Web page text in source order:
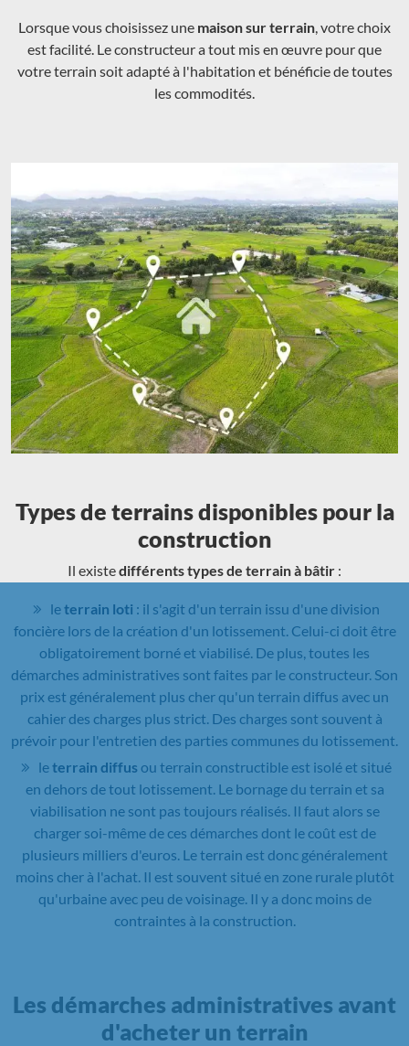
Lorsque vous choisissez une maison sur terrain , votre choix
est facilité. Le constructeur a tout mis en œuvre pour que
votre terrain soit adapté à l'habitation et bénéficie de toutes
les commodités.
Types de terrains disponibles pour la
construction
Il existedifférents types de terrain à bâtir :
leterrain loti : il s'agit d'un terrain issu d'une division
foncière lors de la création d'un lotissement. Celui-ci doit être
obligatoirement borné et viabilisé. De plus, toutes les
démarches administratives sont faites par le constructeur. Son
prix est généralement plus cher qu'un terrain diffus avec un
cahier des charges plus strict. Des charges sont souvent à
prévoir pour l'entretien des parties communes du lotissement.
leterrain diffusou terrain constructible est isolé et situé
en dehors de tout lotissement. Le bornage du terrain et sa
viabilisation ne sont pas toujours réalisés. Il faut alors se
charger soi-même de ces démarches dont le coût est de
plusieurs milliers d'euros. Le terrain est donc généralement
moins cher à l'achat. Il est souvent situé en zone rurale plutôt
qu'urbaine avec peu de voisinage. Il y a donc moins de
contraintes à la construction.
Les démarches administratives avant
d'acheter un terrain